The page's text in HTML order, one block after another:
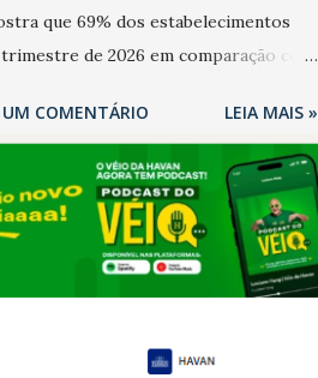
que 69% dos estabelecimentos
de 2026 em comparação com
(foto Helena Lopes). A
principalmente pelo desempenho
pelas confraternizações de
do 13º Salário para um número maior
tem a menor taxa de desemprego
a Pesquisa, em novembro de
operaram com lucro e outros
Já o percentual de
UM COMENTÁRIO LEIA MAIS »